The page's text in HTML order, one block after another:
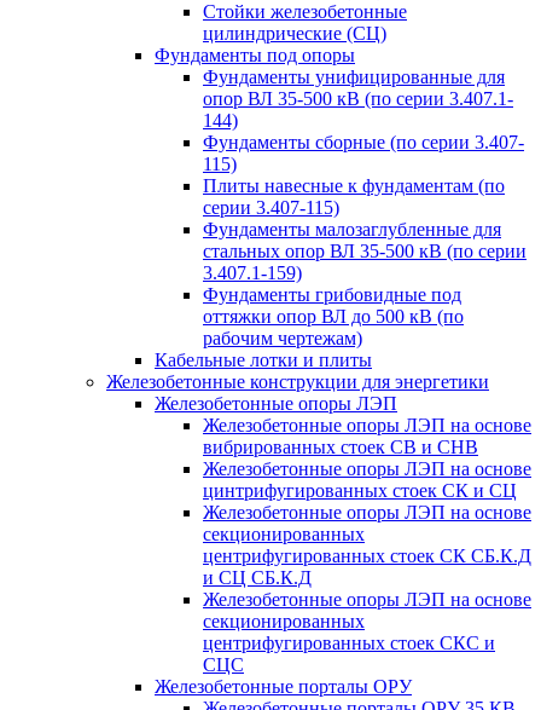
Стойки железобетонные
цилиндрические (СЦ)
Фундаменты под опоры
Фундаменты унифицированные для
опор ВЛ 35-500 кВ (по серии 3.407.1-
144)
Фундаменты сборные (по серии 3.407-
115)
Плиты навесные к фундаментам (по
серии 3.407-115)
Фундаменты малозаглубленные для
стальных опор ВЛ 35-500 кВ (по серии
3.407.1-159)
Фундаменты грибовидные под
оттяжки опор ВЛ до 500 кВ (по
рабочим чертежам)
Кабельные лотки и плиты
Железобетонные конструкции для энергетики
Железобетонные опоры ЛЭП
Железобетонные опоры ЛЭП на основе
вибрированных стоек СВ и СНВ
Железобетонные опоры ЛЭП на основе
цинтрифугированных стоек СК и СЦ
Железобетонные опоры ЛЭП на основе
секционированных
центрифугированных стоек СК СБ.К.Д
и СЦ СБ.К.Д
Железобетонные опоры ЛЭП на основе
секционированных
центрифугированных стоек СКС и
СЦС
Железобетонные порталы ОРУ